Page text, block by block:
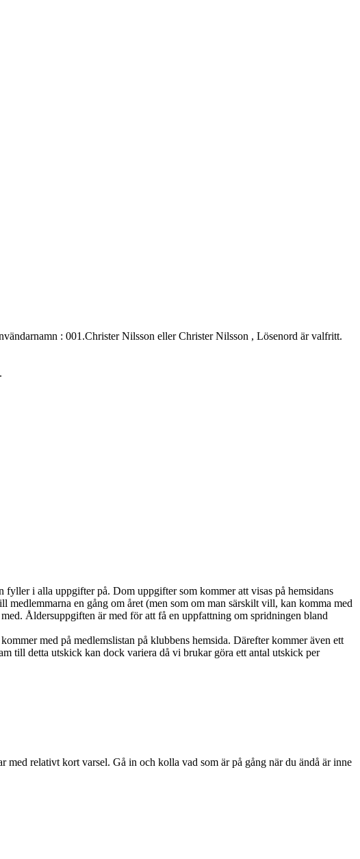
: 001.Christer Nilsson eller Christer Nilsson , Lösenord är valfritt.
i alla uppgifter på. Dom uppgifter som kommer att visas på hemsidans
en gång om året (men som om man särskilt vill, kan komma med
Åldersuppgiften är med för att få en uppfattning om spridningen bland
med på medlemslistan på klubbens hemsida. Därefter kommer även ett
till detta utskick kan dock variera då vi brukar göra ett antal utskick per
relativt kort varsel. Gå in och kolla vad som är på gång när du ändå är inne